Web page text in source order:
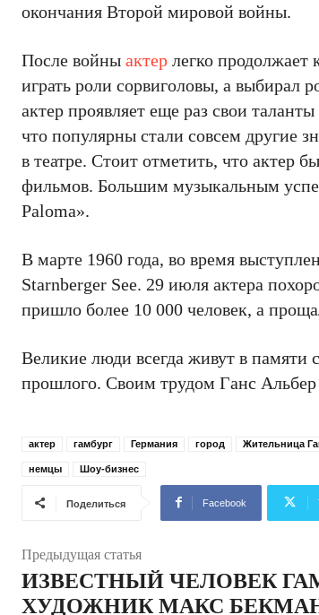
окончания Второй мировой войны.
После войны актер легко продолжает
играть роли сорвиголовы, а выбирал
актер проявляет еще раз свои
что популярны стали совсем другие
в театре. Стоит отметить, что актер
фильмов. Большим музыкальным
Paloma».
В марте 1960 года, во время
Starnberger See. 29 июля актера
пришло более 10 000 человек, а
Великие люди всегда живут в памяти
прошлого. Своим трудом Ганс
актер гамбург Германия город Жительница
немцы Шоу-бизнес
Поделиться Facebook
Предыдущая статья
ИЗВЕСТНЫЙ ЧЕЛОВЕК
ХУДОЖНИК МАКС